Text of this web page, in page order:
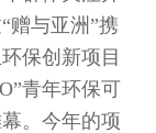
赠与亚洲”携
保创新项目
青年环保可
。今年的项